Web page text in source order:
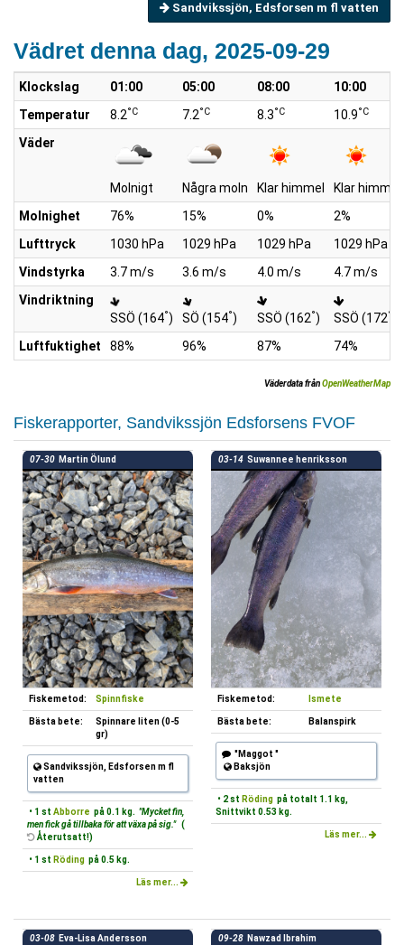
Sandvikssjön, Edsforsen m fl vatten
Vädret denna dag, 2025-09-29
Klockslag 01:00 05:00 08:00
10:00
Temperatur
8.2°C 7.2°C 8.3°C 10.9°C
Väder
Molnigt Några moln Klar himmel
Klar himmel
Molnighet
76% 15% 0%
2%
Lufttryck
1030 hPa 1029 hPa 1029 hPa
1029 hPa
Vindstyrka
3.7 m/s 3.6 m/s 4.0 m/s
4.7 m/s
Vindriktning
SSÖ (164°) SÖ (154°) SSÖ (162°) SSÖ (172°
Luftfuktighet
88% 96% 87% 74%
Väderdata frånOpenWeatherMap
Fiskerapporter, Sandvikssjön Edsforsens FVOF
07-30 Martin Ölund
Fiskemetod: Spinnfiske
Bästa bete:
Spinnare liten (0-5
gr)
Sandvikssjön, Edsforsen m fl
vatten
• 1 st Abborre på 0.1 kg. "Mycket fin,
men fick gå tillbaka för att växa på sig." (
Återutsatt!)
• 1 st Röding på 0.5 kg.
Läs mer...
03-14 Suwannee henriksson
Fiskemetod: Ismete
Bästa bete: Balanspirk
"Maggot "
Baksjön
• 2 st Röding på totalt 1.1 kg,
Snittvikt 0.53 kg.
Läs mer...
03-08 Eva-Lisa Andersson 09-28 Nawzad Ibrahim